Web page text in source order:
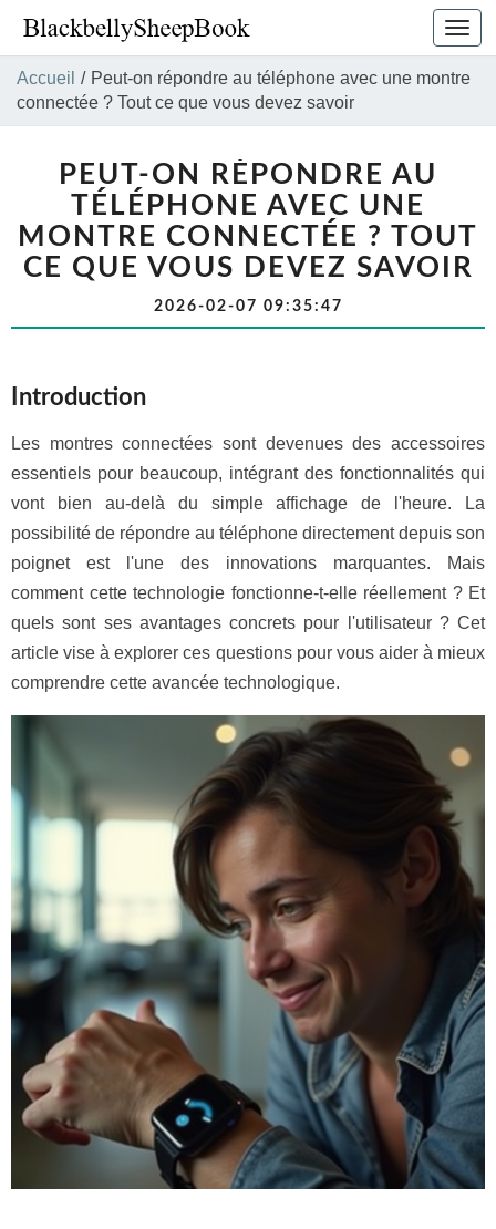
la
Accueil / Peut-on répondre au téléphone avec une montre
connectée ? Tout ce que vous devez savoir
PEUT-ON RÉPONDRE AU
TÉLÉPHONE AVEC UNE
MONTRE CONNECTÉE ? TOUT
CE QUE VOUS DEVEZ SAVOIR
2026-02-07 09:35:47
Introduction
Les montres connectées sont devenues des accessoires
essentiels pour beaucoup, intégrant des fonctionnalités qui
vont bien au-delà du simple affichage de l'heure. La
possibilité de répondre au téléphone directement depuis son
poignet est l'une des innovations marquantes. Mais
comment cette technologie fonctionne-t-elle réellement ? Et
quels sont ses avantages concrets pour l'utilisateur ? Cet
article vise à explorer ces questions pour vous aider à mieux
comprendre cette avancée technologique.